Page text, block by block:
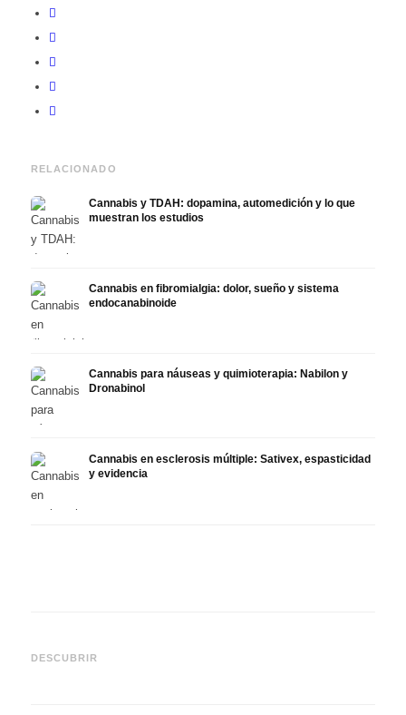
RELACIONADO
Cannabis y TDAH: dopamina, automedición y lo que
muestran los estudios
Cannabis en fibromialgia: dolor, sueño y sistema
endocanabinoide
Cannabis para náuseas y quimioterapia: Nabilon y
Dronabinol
Cannabis en esclerosis múltiple: Sativex, espasticidad
y evidencia
DESCUBRIR
Epidiolex y el estado actual